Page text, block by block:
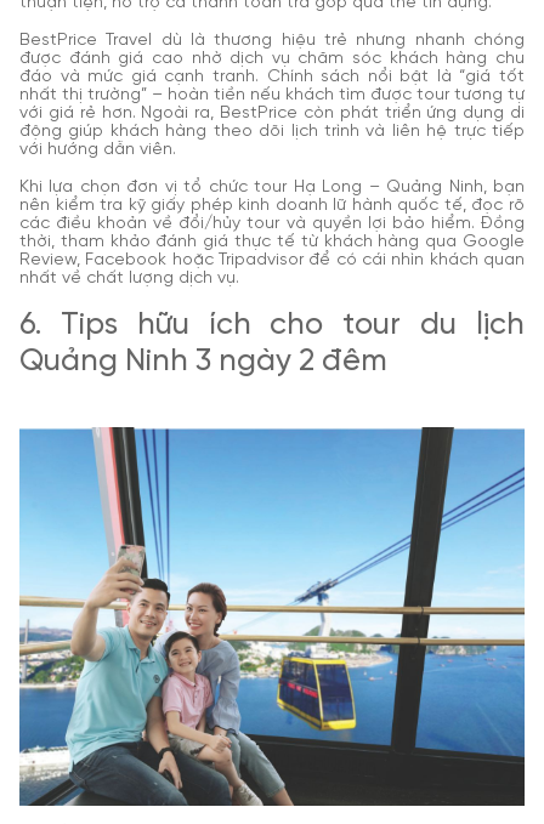
BestPrice Travel dù là thương hiệu trẻ nhưng nhanh chóng
được đánh giá cao nhờ dịch vụ chăm sóc khách hàng chu
đáo và mức giá cạnh tranh. Chính sách nổi bật là “giá tốt
nhất thị trường” – hoàn tiền nếu khách tìm được tour tương tự
với giá rẻ hơn. Ngoài ra, BestPrice còn phát triển ứng dụng di
động giúp khách hàng theo dõi lịch trình và liên hệ trực tiếp
với hướng dẫn viên.
Khi lựa chọn đơn vị tổ chức tour Hạ Long – Quảng Ninh, bạn
nên kiểm tra kỹ giấy phép kinh doanh lữ hành quốc tế, đọc rõ
các điều khoản về đổi/hủy tour và quyền lợi bảo hiểm. Đồng
thời, tham khảo đánh giá thực tế từ khách hàng qua Google
Review, Facebook hoặc Tripadvisor để có cái nhìn khách quan
nhất về chất lượng dịch vụ.
6. Tips hữu ích cho tour du lịch
Quảng Ninh 3 ngày 2 đêm